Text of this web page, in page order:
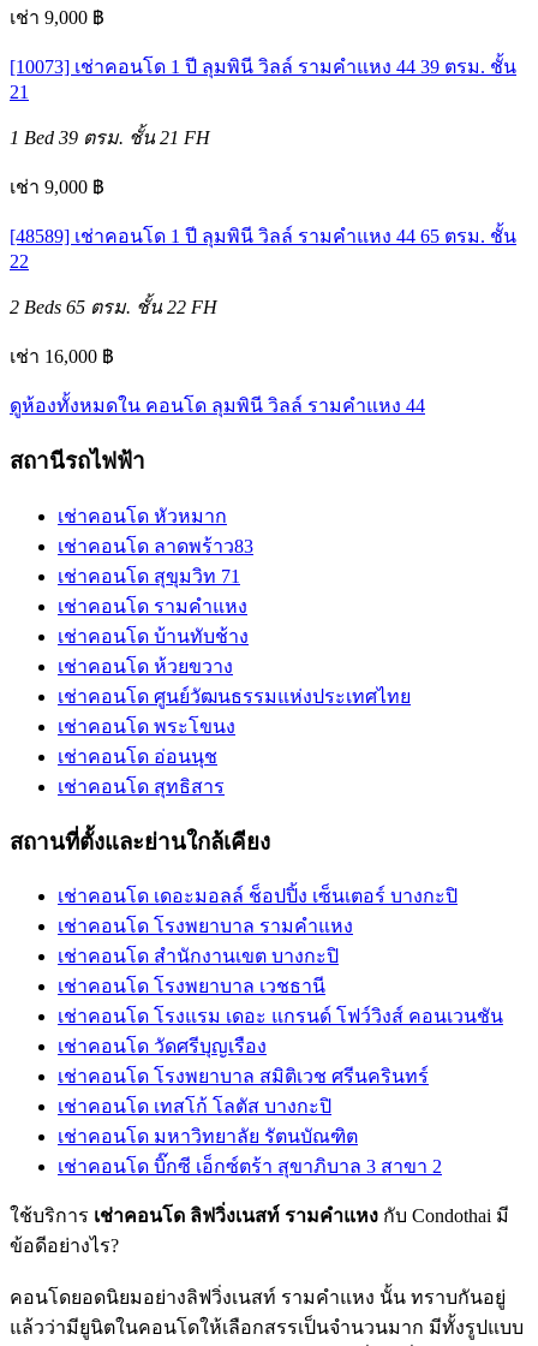
เช่า 9,000 ฿
[10073] เช่าคอนโด 1 ปี ลุมพินี วิลล์ รามคำแหง 44 39 ตรม. ชั้น
21
1 Bed 39 ตรม. ชั้น 21 FH
เช่า 9,000 ฿
[48589] เช่าคอนโด 1 ปี ลุมพินี วิลล์ รามคำแหง 44 65 ตรม. ชั้น
22
2 Beds 65 ตรม. ชั้น 22 FH
เช่า 16,000 ฿
ดูห้องทั้งหมดใน คอนโด ลุมพินี วิลล์ รามคำแหง 44
สถานีรถไฟฟ้า
เช่าคอนโด หัวหมาก
เช่าคอนโด ลาดพร้าว83
เช่าคอนโด สุขุมวิท 71
เช่าคอนโด รามคำแหง
เช่าคอนโด บ้านทับช้าง
เช่าคอนโด ห้วยขวาง
เช่าคอนโด ศูนย์วัฒนธรรมแห่งประเทศไทย
เช่าคอนโด พระโขนง
เช่าคอนโด อ่อนนุช
เช่าคอนโด สุทธิสาร
สถานที่ตั้งและย่านใกล้เคียง
เช่าคอนโด เดอะมอลล์ ช็อปปิ้ง เซ็นเตอร์ บางกะปิ
เช่าคอนโด โรงพยาบาล รามคำแหง
เช่าคอนโด สำนักงานเขต บางกะปิ
เช่าคอนโด โรงพยาบาล เวชธานี
เช่าคอนโด โรงแรม เดอะ แกรนด์ โฟว์วิงส์ คอนเวนชัน
เช่าคอนโด วัดศรีบุญเรือง
เช่าคอนโด โรงพยาบาล สมิติเวช ศรีนครินทร์
เช่าคอนโด เทสโก้ โลตัส บางกะปิ
เช่าคอนโด มหาวิทยาลัย รัตนบัณฑิต
เช่าคอนโด บิ๊กซี เอ็กซ์ตร้า สุขาภิบาล 3 สาขา 2
ใช้บริการ เช่าคอนโด ลิฟวิ่งเนสท์ รามคำแหง กับ Condothai มี
ข้อดีอย่างไร?
คอนโดยอดนิยมอย่างลิฟวิ่งเนสท์ รามคำแหง นั้น ทราบกันอยู่
แล้วว่ามียูนิตในคอนโดให้เลือกสรรเป็นจำนวนมาก มีทั้งรูปแบบ